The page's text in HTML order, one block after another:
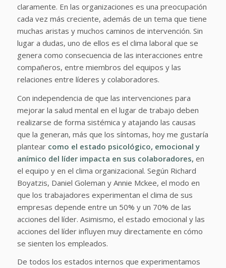
claramente. En las organizaciones es una preocupación
cada vez más creciente, además de un tema que tiene
muchas aristas y muchos caminos de intervención. Sin
lugar a dudas, uno de ellos es el clima laboral que se
genera como consecuencia de las interacciones entre
compañeros, entre miembros del equipos y las
relaciones entre líderes y colaboradores.
Con independencia de que las intervenciones para
mejorar la salud mental en el lugar de trabajo deben
realizarse de forma sistémica y atajando las causas
que la generan, más que los síntomas, hoy me gustaría
plantear como el estado psicológico, emocional y
anímico del líder impacta en sus colaboradores, en
el equipo y en el clima organizacional. Según Richard
Boyatzis, Daniel Goleman y Annie Mckee, el modo en
que los trabajadores experimentan el clima de sus
empresas depende entre un 50% y un 70% de las
acciones del líder. Asimismo, el estado emocional y las
acciones del líder influyen muy directamente en cómo
se sienten los empleados.
De todos los estados internos que experimentamos